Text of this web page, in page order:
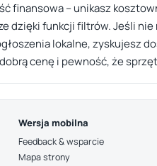
finansowa – unikasz
dzięki funkcji filtrów. Jeśli
lokalne, zyskujesz
cenę i pewność, że
Wersja mobilna
Feedback & wsparcie
Mapa strony